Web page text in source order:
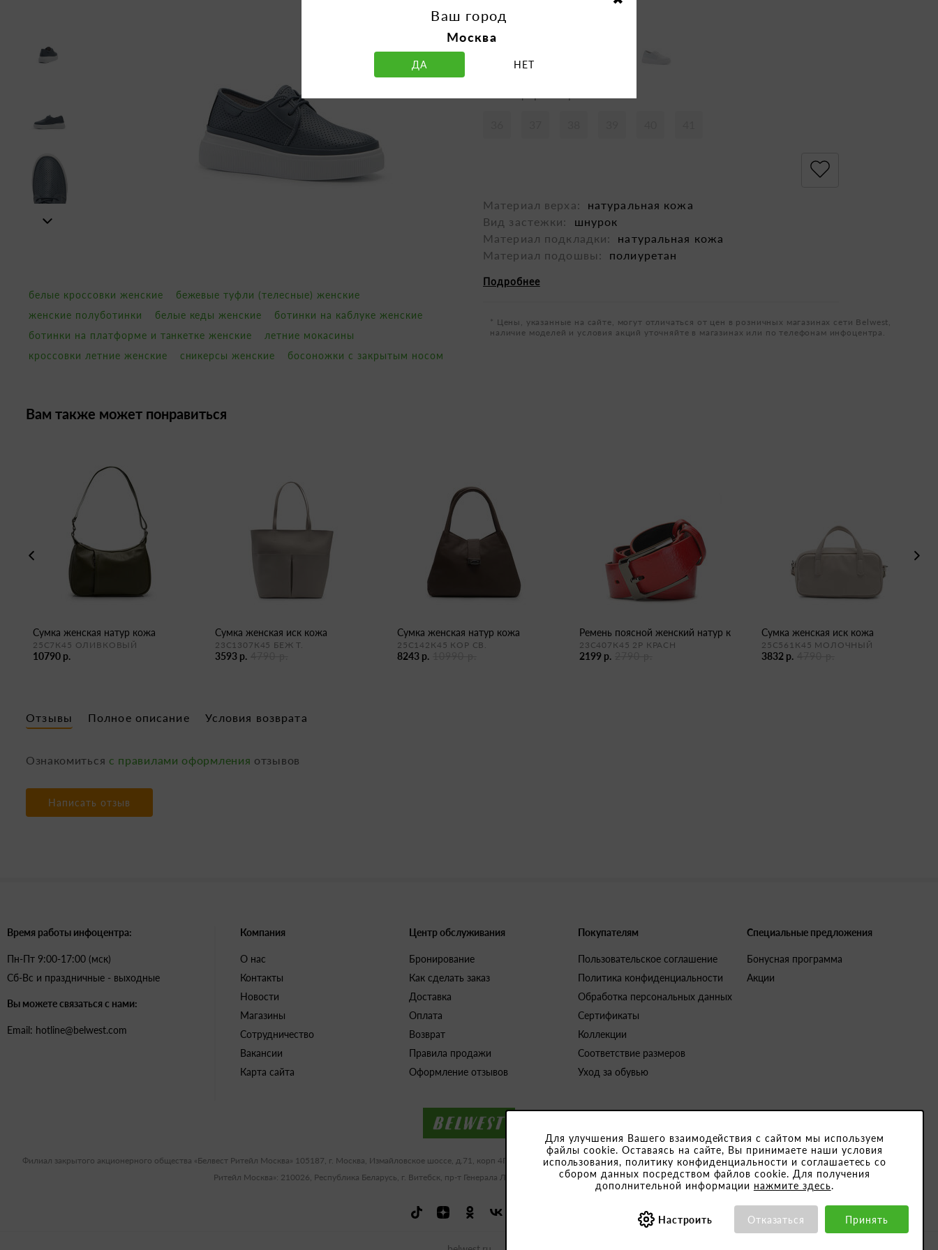
Для улучшения Вашего взаимодействия с сайтом мы используем
файлы cookie. Оставаясь на сайте, Вы принимаете наши условия
использования, политику конфиденциальности и соглашаетесь со
сбором данных посредством файлов cookie. Для получения
дополнительной информации нажмите здесь.
Настроить Отказаться Принять
белые кроссовки женские
бежевые туфли (телесные) женские
женские полуботинки
белые кеды женские
ботинки на каблуке женские
ботинки на платформе и танкетке женские
летние мокасины
кроссовки летние женские
сникерсы женские босоножки с закрытым носом
Материал верха:
натуральная кожа
Вид застежки:
шнурок
Материал подкладки:
натуральная кожа
Материал подошвы:
полиуретан
Подробнее
* Цены, указанные на сайте, могут отличаться от цен в розничных магазинах сети Belwest,
наличие моделей и условия акций уточняйте в магазинах или по телефонам инфоцентра.
Вам также может понравиться
сумка женская натур кожа
25С7К45 ОЛИВКОВЫЙ
10790 р.
сумка женская иск кожа
23С1307К45 БЕЖ Т.
3593 р.
сумка женская натур кожа
25С142К45 КОР СВ.
8243 р.
ремень поясной женский натур к
23С407К45 2Р КРАСН
2199 р.
сумка женская иск кожа
25С561К45 МОЛОЧНЫЙ
3832 р.
Отзывы Полное описание Условия возврата
Ознакомиться с правилами оформления отзывов
Написать отзыв
Время работы инфоцентра:
Пн-Пт 9:00-17:00 (мск)
Сб-Вс и праздничные - выходные
Вы можете связаться с нами:
Email: hotline@belwest.com
Компания
О нас
Контакты
Новости
Магазины
Сотрудничество
Вакансии
Карта сайта
Центр обслуживания
Бронирование
Как сделать заказ
Доставка
Оплата
Возврат
Правила продажи
Оформление отзывов
Покупателям
Пользовательское соглашение
Политика конфиденциальности
Обработка персональных данных
Сертификаты
Коллекции
Соответствие размеров
Уход за обувью
Специальные предложения
Бонусная программа
Акции
Филиал закрытого акционерного общества «Белвест Ритейл Москва» 105187, г. Москва, Измайловское шоссе, д.71, корп 4Г-Д ИНН/КПП 9909483591/774791001. Юридический адрес закрытого акционерного общества «Белвест
Ритейл Москва»: 210026, Республика Беларусь, г. Витебск, пр-т Генерала Людникова, 10-1, УНП 391815189, ОКПО 501066892000
Москва
ДА НЕТ
Ваш город